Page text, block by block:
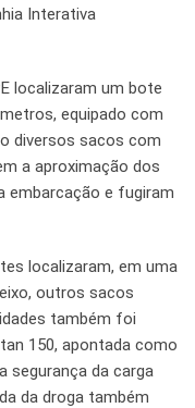
Interativa
localizaram um bote
equipado com
diversos sacos com
a aproximação dos
embarcação e fugiram
localizaram, em uma
outros sacos
também foi
150, apontada como
segurança da carga
da droga também